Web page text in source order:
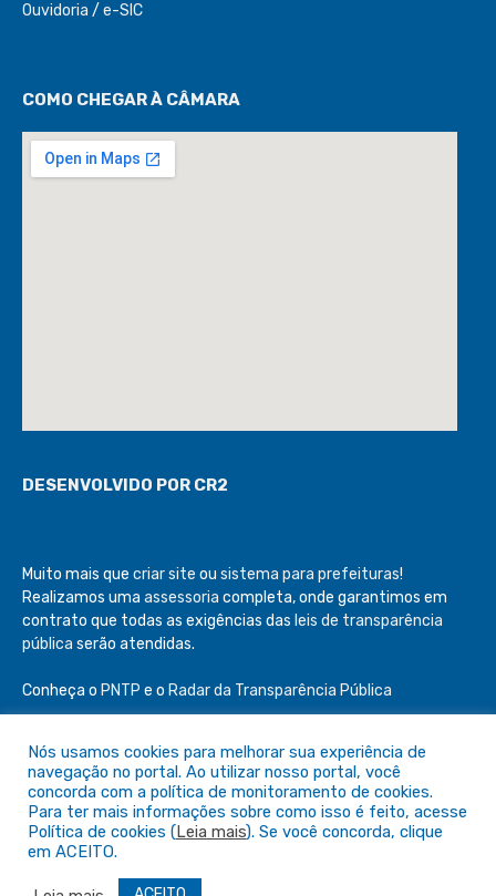
Ouvidoria / e-SIC
COMO CHEGAR À CÂMARA
DESENVOLVIDO POR CR2
Muito mais que criar site ou sistema para prefeituras!
Realizamos uma assessoria completa, onde garantimos em
contrato que todas as exigências das leis de transparência
pública serão atendidas.
Conheça o PNTP e o Radar da Transparência Pública
Todos os direitos reservados a Câmara de São Félix do Araguaia
Mapa do Site
Acessar o Webmail
Nós usamos cookies para melhorar sua experiência de
navegação no portal. Ao utilizar nosso portal, você
concorda com a política de monitoramento de cookies.
Para ter mais informações sobre como isso é feito, acesse
Política de cookies (Leia mais). Se você concorda, clique
em ACEITO.